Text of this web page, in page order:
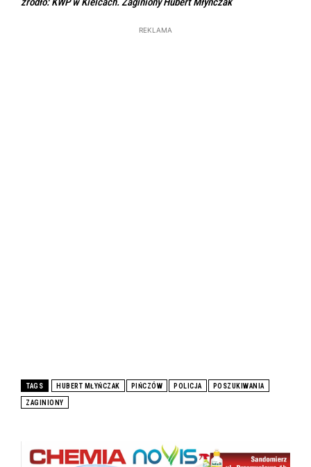
REKLAMA
TAGS HUBERT MŁYŃCZAK PIŃCZÓW POLICJA POSZUKIWANIA
ZAGINIONY